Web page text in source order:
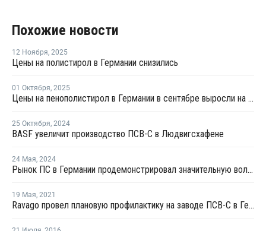
Похожие новости
12 Ноября, 2025
Цены на полистирол в Германии снизились
01 Октября, 2025
Цены на пенополистирол в Германии в сентябре выросли на 1,1%
25 Октября, 2024
BASF увеличит производство ПСВ-С в Людвигсхафене
24 Мая, 2024
Рынок ПС в Германии продемонстрировал значительную волатильность в мае
19 Мая, 2021
Ravago провел плановую профилактику на заводе ПСВ-С в Германии